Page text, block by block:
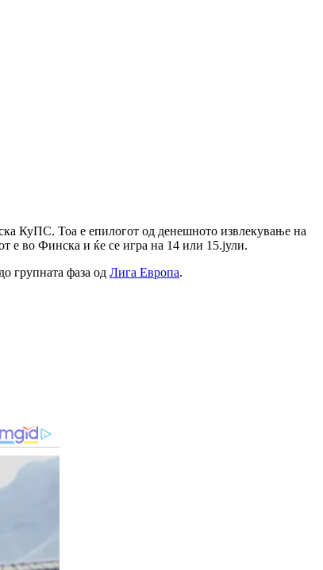
КуПС. Тоа е епилогот од денешното извлекување на
е во Финска и ќе се игра на 14 или 15.јули.
групната фаза од Лига Европа.